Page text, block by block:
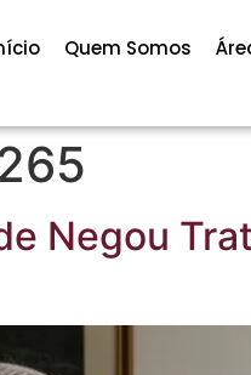
Quem Somos
Negou